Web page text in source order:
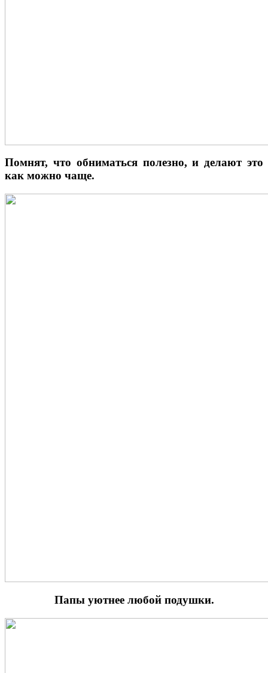
Помнят, что обниматься полезно, и делают это
как можно чаще.
Папы уютнее любой подушки.